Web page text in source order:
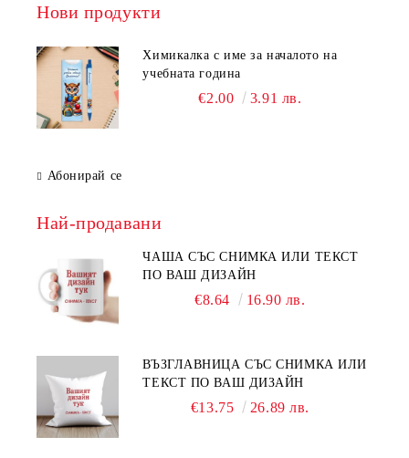
Нови продукти
Химикалка с име за началото на
учебната година
€2.00 3.91 лв.
Абонирай се
Най-продавани
ЧАША СЪС СНИМКА ИЛИ ТЕКСТ
ПО ВАШ ДИЗАЙН
€8.64 16.90 лв.
ВЪЗГЛАВНИЦА СЪС СНИМКА ИЛИ
ТЕКСТ ПО ВАШ ДИЗАЙН
€13.75 26.89 лв.